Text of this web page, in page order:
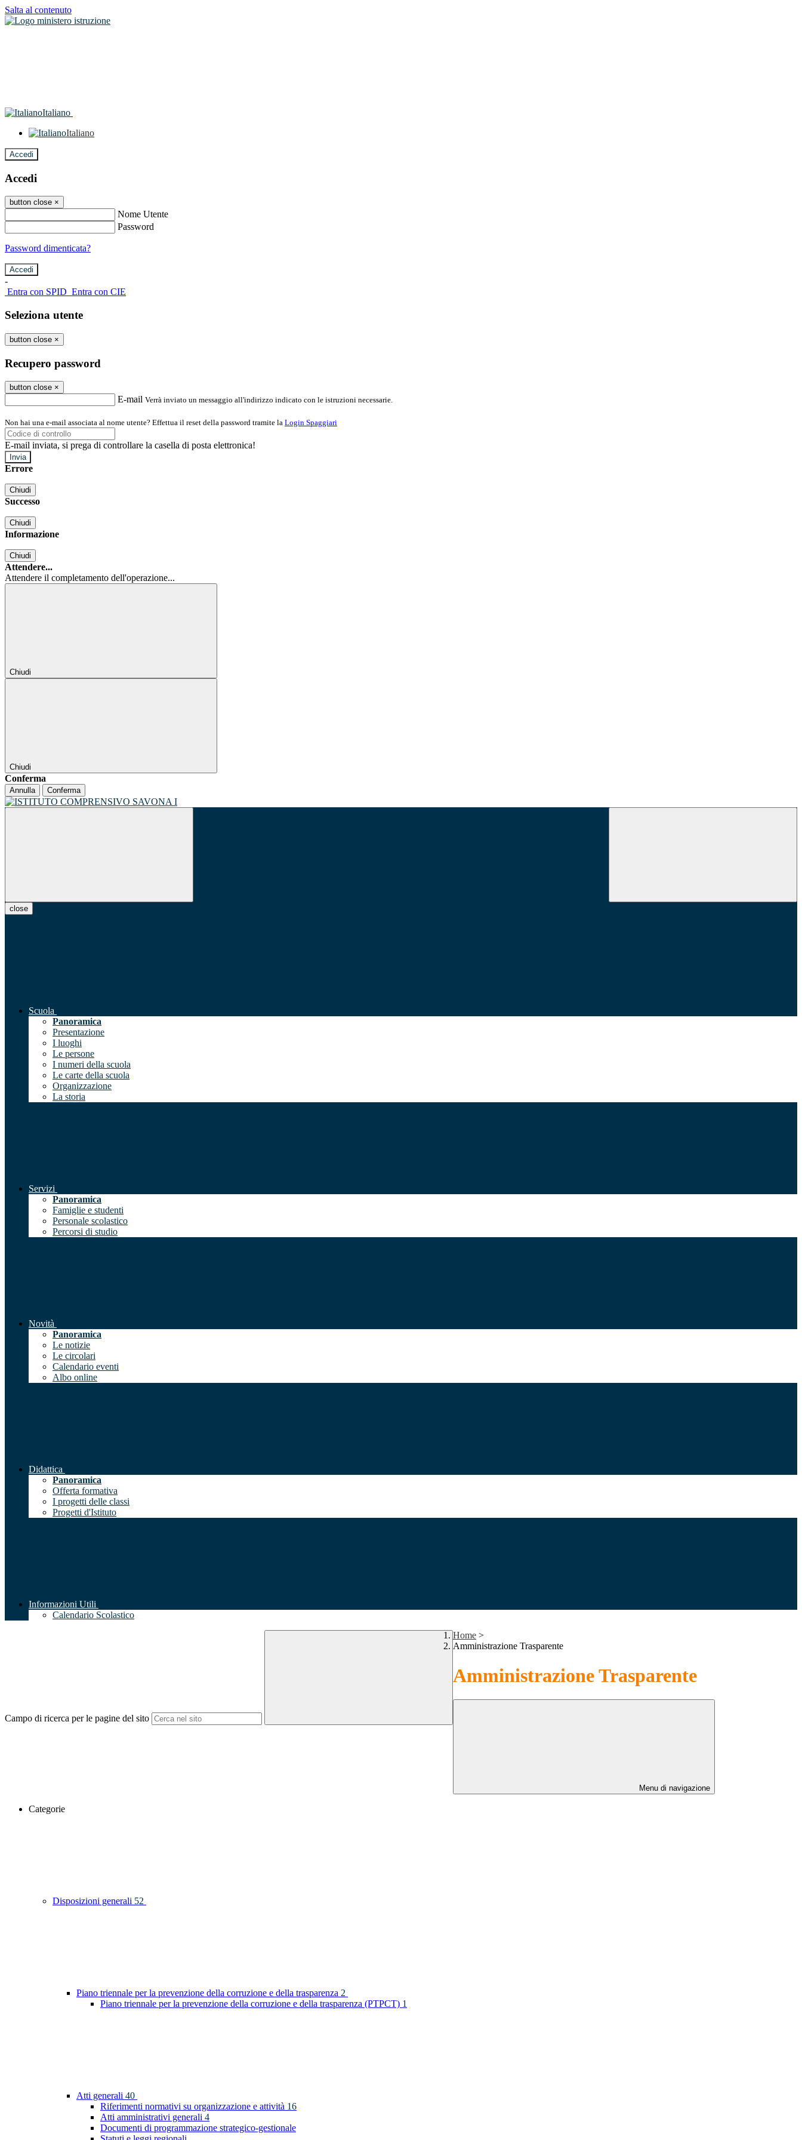
Salta al contenuto
Italiano
Italiano
Accedi
Accedi
button close ×
Nome Utente
Password
Password dimenticata?
-
Entra con SPID Entra con CIE
Seleziona utente
button close ×
Recupero password
button close ×
E-mail Verrà inviato un messaggio all'indirizzo indicato con le istruzioni necessarie.
Non hai una e-mail associata al nome utente? Effettua il reset della password tramite la Login Spaggiari
E-mail inviata, si prega di controllare la casella di posta elettronica!
Errore
Chiudi
Successo
Chiudi
Informazione
Chiudi
Attendere...
Attendere il completamento dell'operazione...
Chiudi
Chiudi
Conferma
Annulla Conferma
close
Scuola
Panoramica
Presentazione
I luoghi
Le persone
I numeri della scuola
Le carte della scuola
Organizzazione
La storia
Servizi
Panoramica
Famiglie e studenti
Personale scolastico
Percorsi di studio
Novità
Panoramica
Le notizie
Le circolari
Calendario eventi
Albo online
Didattica
Panoramica
Offerta formativa
I progetti delle classi
Progetti d'Istituto
Informazioni Utili
Calendario Scolastico
Campo di ricerca per le pagine del sito
Home >
Amministrazione Trasparente
Amministrazione Trasparente
Menu di navigazione
Categorie
Disposizioni generali 52
Piano triennale per la prevenzione della corruzione e della trasparenza 2
Piano triennale per la prevenzione della corruzione e della trasparenza (PTPCT) 1
Atti generali 40
Riferimenti normativi su organizzazione e attività 16
Atti amministrativi generali 4
Documenti di programmazione strategico-gestionale